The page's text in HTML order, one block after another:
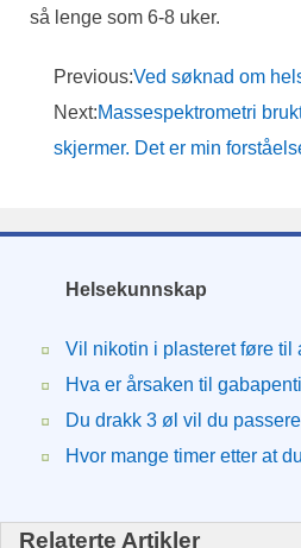
så lenge som 6-8 uker.
Previous:Ved søknad om
Next:Massespektrometri
skjermer. Det er min
Helsekunnskap
Relaterte Artikler